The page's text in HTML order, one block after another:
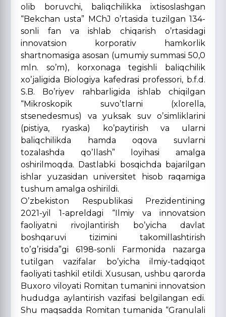
olib boruvchi, baliqchilikka ixtisoslashgan
“Bekchan usta” MChJ oʼrtasida tuzilgan 134-
sonli fan va ishlab chiqarish oʼrtasidagi
innovatsion korporativ hamkorlik
shartnomasiga asosan (umumiy summasi 50,0
mln. soʼm), korxonaga tegishli baliqchilik
xoʼjaligida Biologiya kafedrasi professori, b.f.d.
S.B. Boʼriyev rahbarligida ishlab chiqilgan
“Mikroskopik suvoʼtlarni (xlorella,
stsenedesmus) va yuksak suv oʼsimliklarini
(pistiya, ryaska) koʼpaytirish va ularni
baliqchilikda hamda oqova suvlarni
tozalashda qoʼllash” loyihasi amalga
oshirilmoqda. Dastlabki bosqichda bajarilgan
ishlar yuzasidan universitet hisob raqamiga
tushum amalga oshirildi.
Oʼzbekiston Respublikasi Prezidentining
2021-yil 1-apreldagi “Ilmiy va innovatsion
faoliyatni rivojlantirish boʼyicha davlat
boshqaruvi tizimini takomillashtirish
toʼgʼrisida”gi 6198-sonli Farmonida nazarga
tutilgan vazifalar boʼyicha ilmiy-tadqiqot
faoliyati tashkil etildi. Xususan, ushbu qarorda
Buxoro viloyati Romitan tumanini innovatsion
hududga aylantirish vazifasi belgilangan edi.
Shu maqsadda Romitan tumanida “Granulali